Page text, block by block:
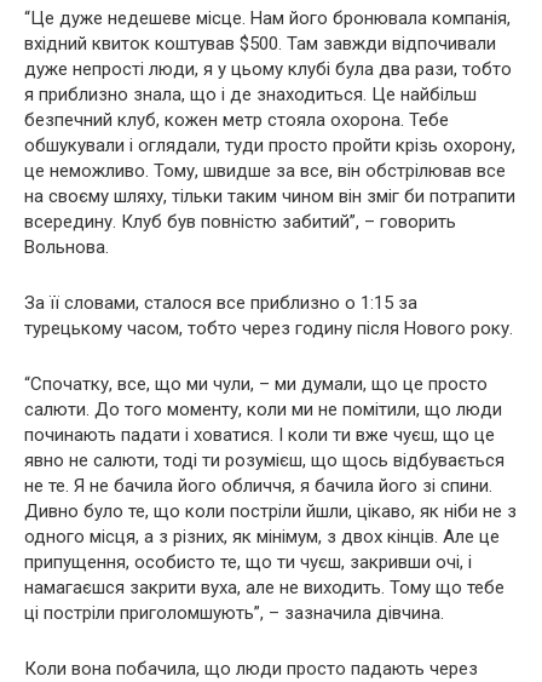
“Це дуже недешеве місце. Нам його бронювала компанія,
вхідний квиток коштував $500. Там завжди відпочивали
дуже непрості люди, я у цьому клубі була два рази, тобто
я приблизно знала, що і де знаходиться. Це найбільш
безпечний клуб, кожен метр стояла охорона. Тебе
обшукували і оглядали, туди просто пройти крізь охорону,
це неможливо. Тому, швидше за все, він обстрілював все
на своєму шляху, тільки таким чином він зміг би потрапити
всередину. Клуб був повністю забитий”, – говорить
Вольнова.
За її словами, сталося все приблизно о 1:15 за
турецькому часом, тобто через годину після Нового року.
“Спочатку, все, що ми чули, – ми думали, що це просто
салюти. До того моменту, коли ми не помітили, що люди
починають падати і ховатися. І коли ти вже чуєш, що це
явно не салюти, тоді ти розумієш, що щось відбувається
не те. Я не бачила його обличчя, я бачила його зі спини.
Дивно було те, що коли постріли йшли, цікаво, як ніби не з
одного місця, а з різних, як мінімум, з двох кінців. Але це
припущення, особисто те, що ти чуєш, закривши очі, і
намагаєшся закрити вуха, але не виходить. Тому що тебе
ці постріли приголомшують”, – зазначила дівчина.
Коли вона побачила, що люди просто падають через